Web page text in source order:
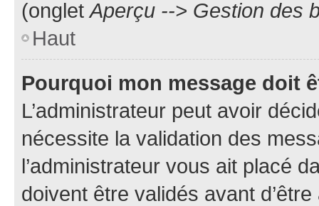
(ongletAperçu --> Gestion des
Haut
Pourquoi mon message doit
L’administrateur peut avoir
nécessite la validation des
l’administrateur vous ait placé
doivent être validés avant